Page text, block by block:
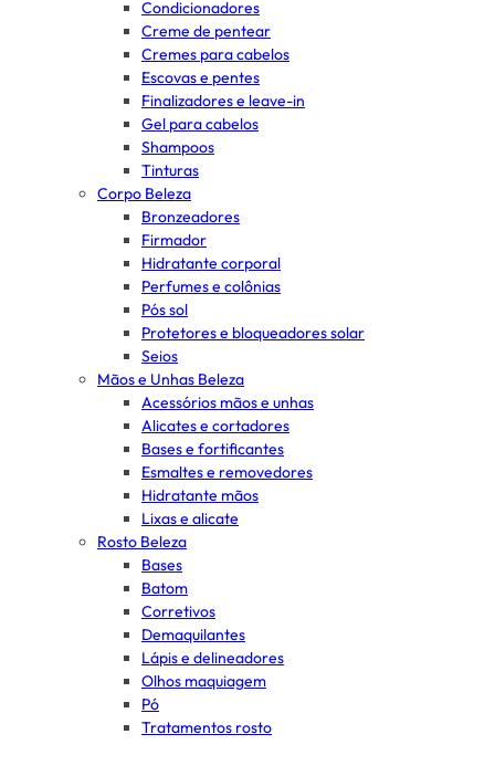
Condicionadores
Creme de pentear
Cremes para cabelos
Escovas e pentes
Finalizadores e leave-in
Gel para cabelos
Shampoos
Tinturas
Corpo Beleza
Bronzeadores
Firmador
Hidratante corporal
Perfumes e colônias
Pós sol
Protetores e bloqueadores solar
Seios
Mãos e Unhas Beleza
Acessórios mãos e unhas
Alicates e cortadores
Bases e fortificantes
Esmaltes e removedores
Hidratante mãos
Lixas e alicate
Rosto Beleza
Bases
Batom
Corretivos
Demaquilantes
Lápis e delineadores
Olhos maquiagem
Pó
Tratamentos rosto